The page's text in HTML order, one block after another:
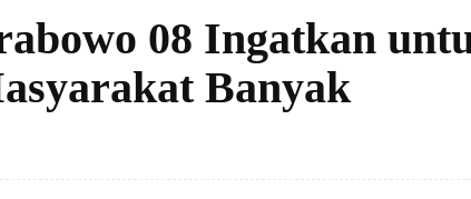
08 Ingatkan
Banyak